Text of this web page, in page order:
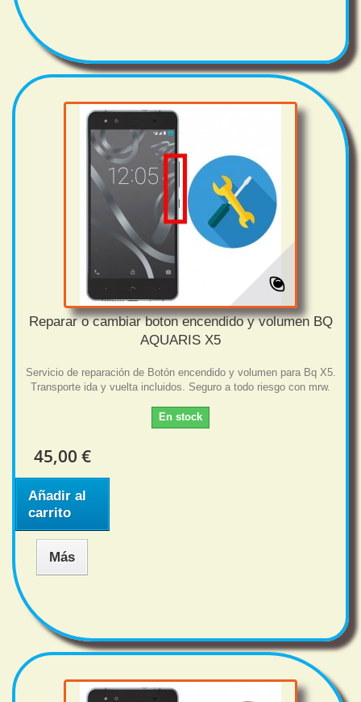
Reparar o cambiar boton encendido y volumen BQ
AQUARIS X5
Servicio de reparación de Botón encendido y volumen para Bq X5.
Transporte ida y vuelta incluidos. Seguro a todo riesgo con mrw.
En stock
45,00 €
Añadir al
carrito
Más